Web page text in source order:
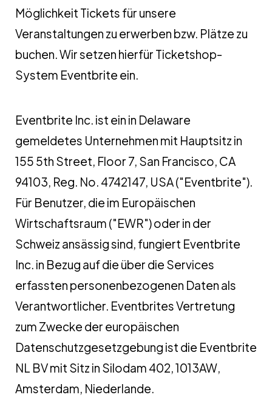
Möglichkeit Tickets für unsere
Veranstaltungen zu erwerben bzw. Plätze zu
buchen. Wir setzen hierfür Ticketshop-
System Eventbrite ein.
Eventbrite Inc. ist ein in Delaware
gemeldetes Unternehmen mit Hauptsitz in
155 5th Street, Floor 7, San Francisco, CA
94103, Reg. No. 4742147, USA ("Eventbrite").
Für Benutzer, die im Europäischen
Wirtschaftsraum ("EWR") oder in der
Schweiz ansässig sind, fungiert Eventbrite
Inc. in Bezug auf die über die Services
erfassten personenbezogenen Daten als
Verantwortlicher. Eventbrites Vertretung
zum Zwecke der europäischen
Datenschutzgesetzgebung ist die Eventbrite
NL BV mit Sitz in Silodam 402, 1013AW,
Amsterdam, Niederlande.